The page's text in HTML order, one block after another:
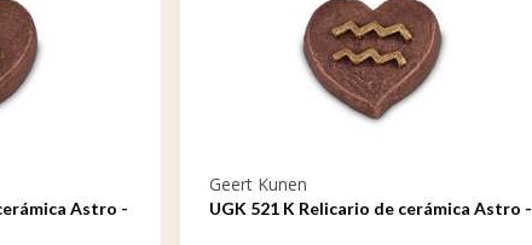
Astro -
Geert Kunen
UGK 521 K Relicario de cerámica Astro -